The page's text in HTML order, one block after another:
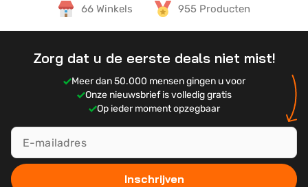
66 Winkels 955 Producten
Zorg dat u de eerste deals niet mist!
Meer dan 50.000 mensen gingen u voor
Onze nieuwsbrief is volledig gratis
Op ieder moment opzegbaar
Inschrijven